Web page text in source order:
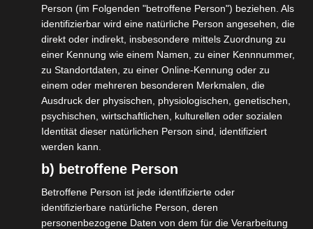
damit ihr in der Argumentation
sicher werdet.
erstellt eine Prognose für
2020/2021.
Nehmt Kontakt zu Eurem Finanzamt
auf und bittet um Herabsetzung der
EKSTVZ und des GWST-Messbetrages.
und sind aufwändig)
Fragt nach Rückzahlung bereits
geleisteter Vorauszahlungen.
Person (im Folgenden "betroffene Person") beziehen. Als
identifizierbar wird eine natürliche Person angesehen, die
direkt oder indirekt, insbesondere mittels Zuordnung zu
einer Kennung wie einem Namen, zu einer Kennnummer,
zu Standortdaten, zu einer Online-Kennung oder zu
einem oder mehreren besonderen Merkmalen, die
Ausdruck der physischen, physiologischen, genetischen,
psychischen, wirtschaftlichen, kulturellen oder sozialen
Identität dieser natürlichen Person sind, identifiziert
werden kann.
b) betroffene Person
Betroffene Person ist jede identifizierte oder
identifizierbare natürliche Person, deren
personenbezogene Daten von dem für die Verarbeitung